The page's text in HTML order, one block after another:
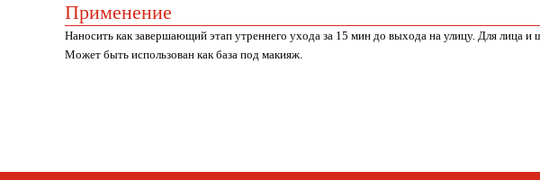
Применение
Наносить как завершающий этап утреннего ухода за 15 мин до выхода на улицу. Для лица
Может быть использован как база под макияж.